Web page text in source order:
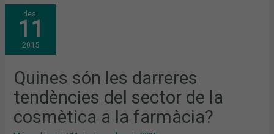
des.
11
2015
Quines són les darreres
tendències del sector de la
cosmètica a la farmàcia?
QUINES
SÓN
LES
TENDÈNCIES
DEL
SECTOR
COSMÈTICA
A
LA
FARMÀCIA?